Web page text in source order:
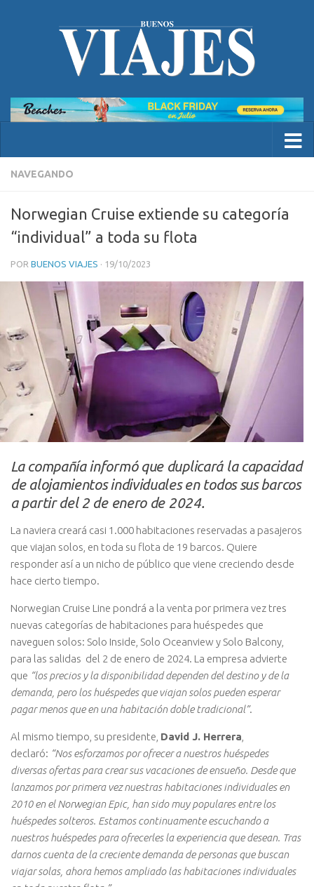
NAVEGANDO
Norwegian Cruise extiende su categoría
“individual” a toda su flota
POR BUENOS VIAJES · 19/10/2023
La compañía informó que duplicará la capacidad
de alojamientos individuales en todos sus barcos
a partir del 2 de enero de 2024.
La naviera creará casi 1.000 habitaciones reservadas a pasajeros
que viajan solos, en toda su flota de 19 barcos. Quiere
responder así a un nicho de público que viene creciendo desde
hace cierto tiempo.
Norwegian Cruise Line pondrá a la venta por primera vez tres
nuevas categorías de habitaciones para huéspedes que
naveguen solos: Solo Inside, Solo Oceanview y Solo Balcony,
para las salidas del 2 de enero de 2024. La empresa advierte
que “los precios y la disponibilidad dependen del destino y de la
demanda, pero los huéspedes que viajan solos pueden esperar
pagar menos que en una habitación doble tradicional”.
Al mismo tiempo, su presidente, David J. Herrera
declaró: “Nos esforzamos por ofrecer a nuestros huéspedes
diversas ofertas para crear sus vacaciones de ensueño. Desde que
lanzamos por primera vez nuestras habitaciones individuales en
2010 en el Norwegian Epic, han sido muy populares entre los
huéspedes solteros. Estamos continuamente escuchando a
nuestros huéspedes para ofrecerles la experiencia que desean. Tras
darnos cuenta de la creciente demanda de personas que buscan
viajar solas, ahora hemos ampliado las habitaciones individuales